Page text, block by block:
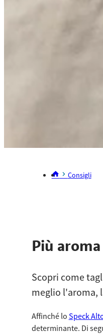
Consigli
Più
Scopri come
meglio l'aroma,
Affinché lo Speck
determinante. Di